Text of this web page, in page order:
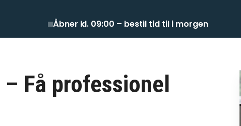
Åbner kl. 09:00 – bestil tid til i morgen
– Få professionel